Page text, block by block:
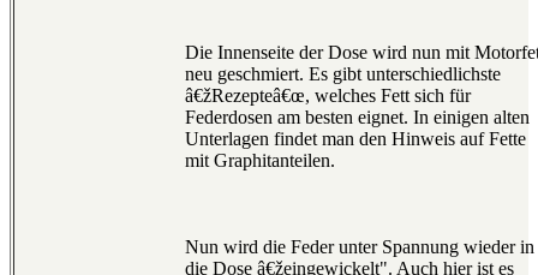
Die Innenseite der Dose wird nun mit
neu geschmiert. Es gibt unterschiedlichste
â€žRezepteâ€œ, welches Fett sich für
Federdosen am besten eignet. In einigen alten
Unterlagen findet man den Hinweis auf Fette
mit Graphitanteilen.
Nun wird die Feder unter Spannung wieder in
die Dose â€žeingewickelt". Auch hier ist es